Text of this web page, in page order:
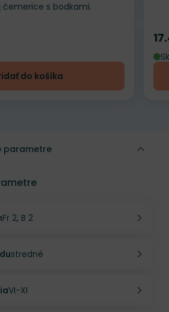
čemerice s bodkami.
do košíka
parametre
Fr 2, B 2
stredné
VI-XI